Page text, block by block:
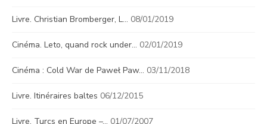
Livre. Christian Bromberger, L… 08/01/2019
Cinéma. Leto, quand rock under… 02/01/2019
Cinéma : Cold War de Paweł Paw… 03/11/2018
Livre. Itinéraires baltes 06/12/2015
Livre. Turcs en Europe –… 01/07/2007